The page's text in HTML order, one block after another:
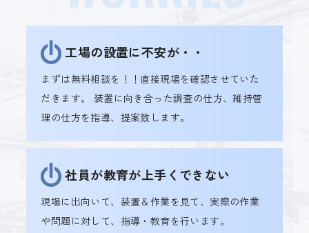
工場の設置に不安が・・
まずは無料相談を！！直接現場を確認させていた
だきます。
装置に向き合った調査の仕方、維持管
理の仕方を指導、提案致します。
社員が教育が上手くできない
現場に出向いて、装置＆作業を見て、実際の作業
や問題に対して、指導・教育を行います。